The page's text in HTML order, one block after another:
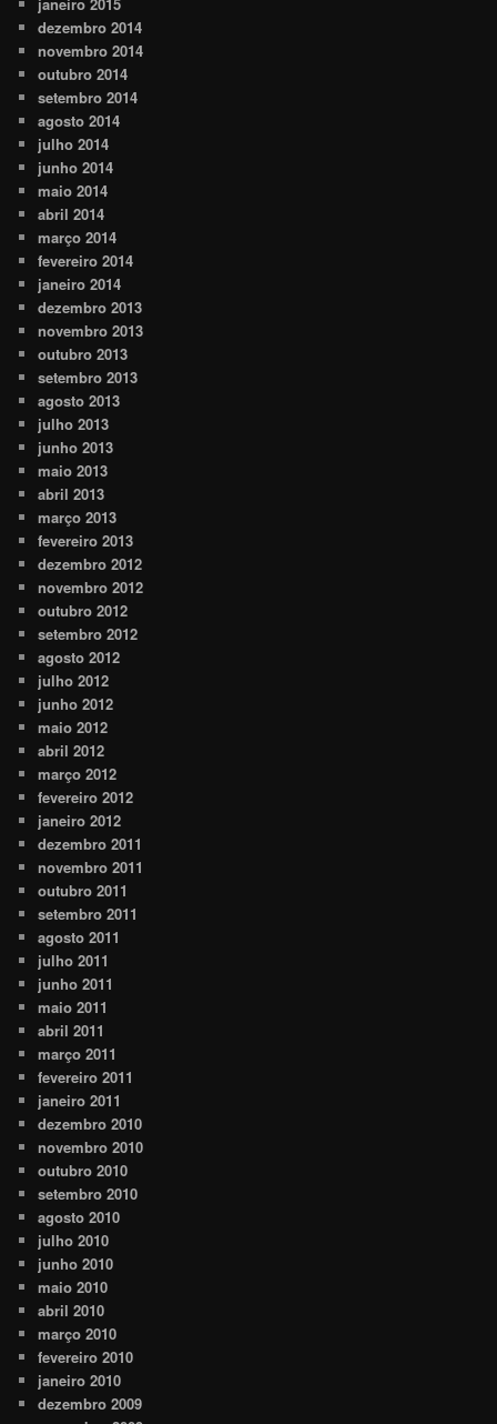
dezembro 2014
novembro 2014
outubro 2014
setembro 2014
agosto 2014
julho 2014
junho 2014
maio 2014
abril 2014
março 2014
fevereiro 2014
janeiro 2014
dezembro 2013
novembro 2013
outubro 2013
setembro 2013
agosto 2013
julho 2013
junho 2013
maio 2013
abril 2013
março 2013
fevereiro 2013
dezembro 2012
novembro 2012
outubro 2012
setembro 2012
agosto 2012
julho 2012
junho 2012
maio 2012
abril 2012
março 2012
fevereiro 2012
janeiro 2012
dezembro 2011
novembro 2011
outubro 2011
setembro 2011
agosto 2011
julho 2011
junho 2011
maio 2011
abril 2011
março 2011
fevereiro 2011
janeiro 2011
dezembro 2010
novembro 2010
outubro 2010
setembro 2010
agosto 2010
julho 2010
junho 2010
maio 2010
abril 2010
março 2010
fevereiro 2010
janeiro 2010
dezembro 2009